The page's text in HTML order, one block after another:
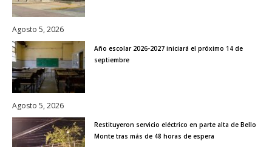
Agosto 5, 2026
Año escolar 2026-2027 iniciará el próximo 14 de
septiembre
Agosto 5, 2026
Restituyeron servicio eléctrico en parte alta de Bello
Monte tras más de 48 horas de espera